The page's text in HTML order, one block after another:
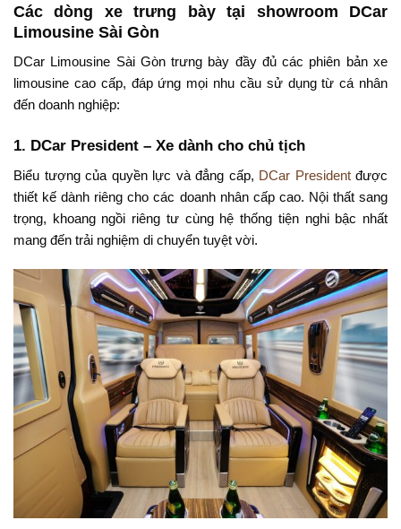
Các dòng xe trưng bày tại showroom DCar
Limousine Sài Gòn
DCar Limousine Sài Gòn trưng bày đầy đủ các phiên bản xe
limousine cao cấp, đáp ứng mọi nhu cầu sử dụng từ cá nhân
đến doanh nghiệp:
1. DCar President – Xe dành cho chủ tịch
Biểu tượng của quyền lực và đẳng cấp, DCar Presidentđược
thiết kế dành riêng cho các doanh nhân cấp cao. Nội thất sang
trọng, khoang ngồi riêng tư cùng hệ thống tiện nghi bậc nhất
mang đến trải nghiệm di chuyển tuyệt vời.